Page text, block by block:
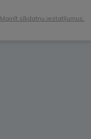
Mainīt sīkdatņu iestatījumus.